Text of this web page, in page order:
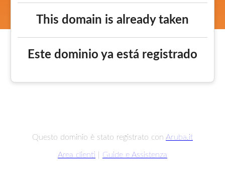
This domain is already taken
Este dominio ya está registrado
Questo dominio è stato registrato con Aruba.it
Area clienti Guide e Assistenza